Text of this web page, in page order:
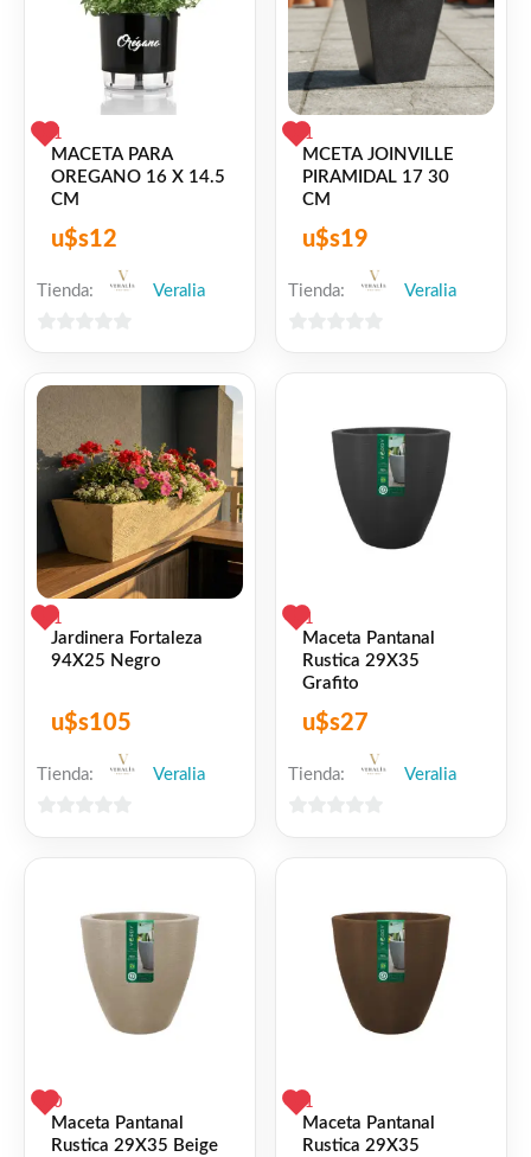
❤ME GUSTA
👍 1 persona recomienda este producto
1
MACETA PARA
OREGANO 16 X 14.5
CM
u$s12
Tienda: Veralia
5
1
MCETA JOINVILLE
PIRAMIDAL 17 30
CM
u$s19
Tienda: Veralia
1
Jardinera Fortaleza
94X25 Negro
u$s105
Tienda: Veralia
1
Maceta Pantanal
Rustica 29X35
Grafito
u$s27
Tienda: Veralia
0
Maceta Pantanal
Rustica 29X35 Beige
1
Maceta Pantanal
Rustica 29X35